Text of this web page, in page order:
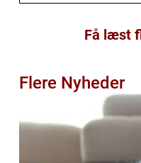
Få læst
Flere Nyheder